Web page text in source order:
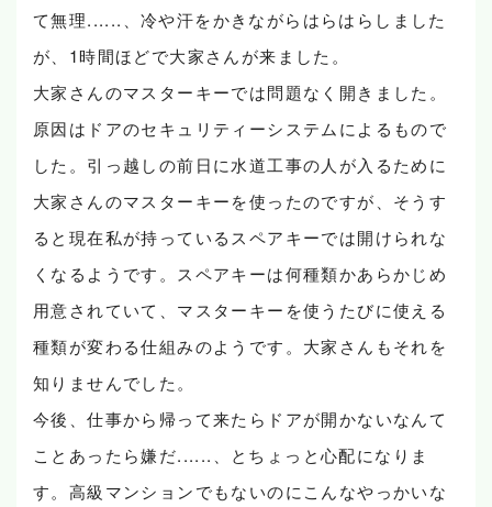
て無理......、冷や汗をかきながらはらはらしました
が、1時間ほどで大家さんが来ました。
大家さんのマスターキーでは問題なく開きました。
原因はドアのセキュリティーシステムによるもので
した。引っ越しの前日に水道工事の人が入るために
大家さんのマスターキーを使ったのですが、そうす
ると現在私が持っているスペアキーでは開けられな
くなるようです。スペアキーは何種類かあらかじめ
用意されていて、マスターキーを使うたびに使える
種類が変わる仕組みのようです。大家さんもそれを
知りませんでした。
今後、仕事から帰って来たらドアが開かないなんて
ことあったら嫌だ......、とちょっと心配になりま
す。高級マンションでもないのにこんなやっかいな